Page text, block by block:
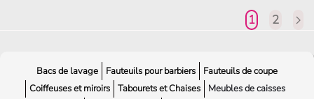
1 2
Bacs de lavage Fauteuils pour barbiers
Fauteuils de coupe
Coiffeuses et miroirs
Tabourets et Chaises
Meubles de caisses